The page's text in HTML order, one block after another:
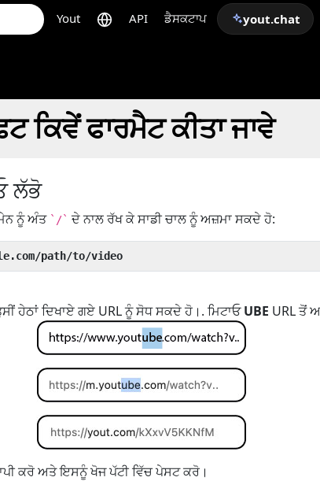
Yout API ਡੈਸਕਟਾਪ yout.chat
ਕਿਵੇਂ ਫਾਰਮੈਟ ਕੀਤਾ ਜਾਵੇ
ਲੱਭੋ
ਨੂੰ ਅੰਤ `/` ਦੇ ਨਾਲ ਰੱਖ ਕੇ ਸਾਡੀ ਚਾਲ ਨੂੰ ਅਜ਼ਮਾ ਸਕਦੇ ਹੋ:
path/to/video
ਹੇਠਾਂ ਦਿਖਾਏ ਗਏ URL ਨੂੰ ਸੋਧ ਸਕਦੇ ਹੋ।. ਮਿਟਾਓUBE URL ਤੋਂ
ਕਰੋ ਅਤੇ ਇਸਨੂੰ ਖੋਜ ਪੱਟੀ ਵਿੱਚ ਪੇਸਟ ਕਰੋ।